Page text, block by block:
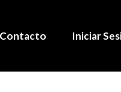
Contacto Iniciar